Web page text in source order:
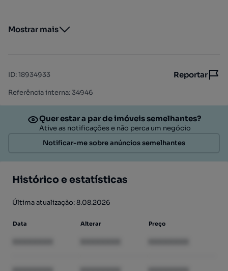
Mostrar mais
ID:18934933 Reportar
Referência interna: 34946
Quer estar a par de imóveis semelhantes?
Ative as notificações e não perca um negócio
Notificar-me sobre anúncios semelhantes
Histórico e estatísticas
Última atualização: 8.08.2026
Data Alterar Preço